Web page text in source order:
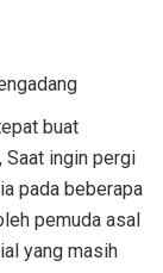
buat
Saat ingin pergi
pada beberapa
pemuda asal
yang masih